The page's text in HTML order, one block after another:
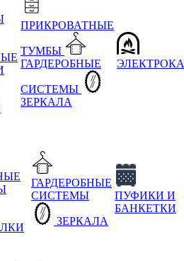
ПРИКРОВАТНЫЕ
ТУМБЫ
ГАРДЕРОБНЫЕ
СИСТЕМЫ
ЗЕРКАЛА
ГАРДЕРОБНЫЕ
СИСТЕМЫ
ЗЕРКАЛА
ПУФИКИ И
БАНКЕТКИ